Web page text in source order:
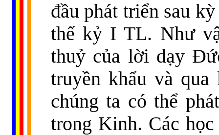
đầu phát triển sau
thế kỷ I TL. Như
thuỷ của lời dạy
truyền khẩu và
chúng ta có thể
trong Kinh. Các